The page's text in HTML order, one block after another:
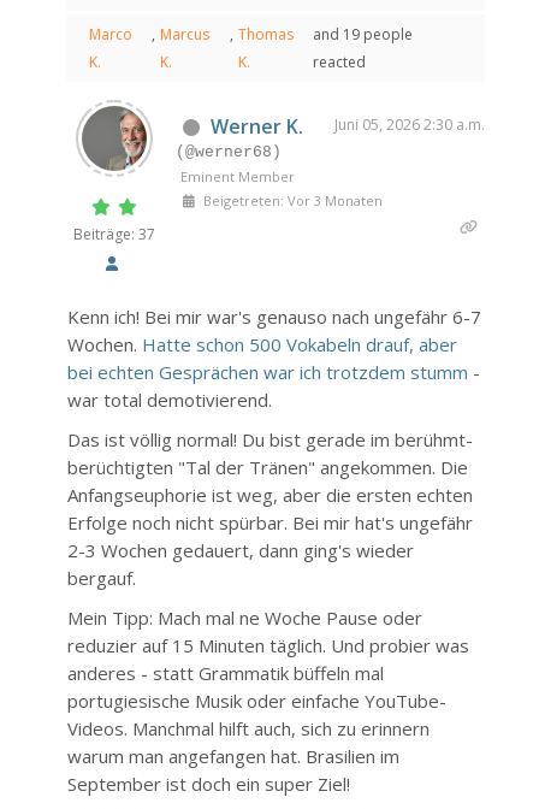
Marco
K.
, Marcus
K.
, Thomas
K.
and 19 people
reacted
Beiträge: 37
Werner K. Juni 05, 2026 2:30 a.m.
(@werner68)
Eminent Member
Beigetreten: Vor 3 Monaten
Kenn ich! Bei mir war's genauso nach ungefähr 6-7
Wochen. Hatte schon 500 Vokabeln drauf, aber
bei echten Gesprächen war ich trotzdem stumm -
war total demotivierend.
Das ist völlig normal! Du bist gerade im berühmt-
berüchtigten "Tal der Tränen" angekommen. Die
Anfangseuphorie ist weg, aber die ersten echten
Erfolge noch nicht spürbar. Bei mir hat's ungefähr
2-3 Wochen gedauert, dann ging's wieder
bergauf.
Mein Tipp: Mach mal ne Woche Pause oder
reduzier auf 15 Minuten täglich. Und probier was
anderes - statt Grammatik büffeln mal
portugiesische Musik oder einfache YouTube-
Videos. Manchmal hilft auch, sich zu erinnern
warum man angefangen hat. Brasilien im
September ist doch ein super Ziel!